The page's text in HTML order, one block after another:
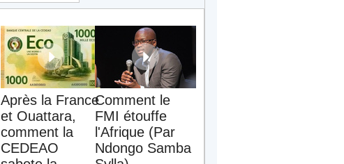
Après la France
et Ouattara,
comment la
CEDEAO
Comment le
FMI étouffe
l'Afrique (Par
Ndongo Samba